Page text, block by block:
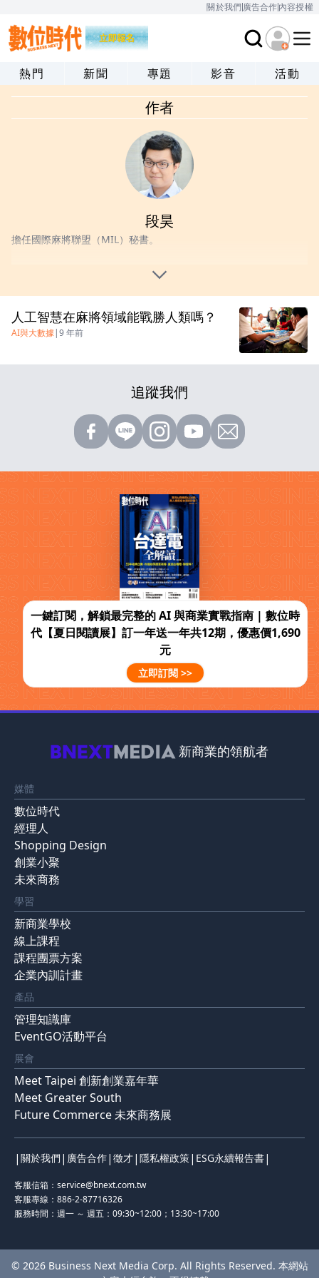
關於我們廣告合作內容授權
熱門 新聞 專題 影音 活動
作者
段昊
擔任國際麻將聯盟（MIL）秘書。
人工智慧在麻將領域能戰勝人類嗎？
AI與大數據|9 年前
追蹤我們
一鍵訂閱，解鎖最完整的 AI 與商業實戰指南 | 數位時
代【夏日閱讀展】訂一年送一年共12期，優惠價1,690
元
立即訂閱 >>
新商業的領航者
媒體
數位時代
經理人
Shopping Design
創業小聚
未來商務
學習
新商業學校
線上課程
課程團票方案
企業內訓計畫
產品
管理知識庫
EventGO活動平台
展會
Meet Taipei 創新創業嘉年華
Meet Greater South
Future Commerce 未來商務展
| 關於我們 | 廣告合作| 徵才| 隱私權政策| ESG永續報告書|
客服信箱： service@bnext.com.tw
客服專線：886-2-87716326
服務時間：週一 ～ 週五：09:30~12:00；13:30~17:00
© 2026 Business Next Media Corp. All Rights Reserved. 本網站